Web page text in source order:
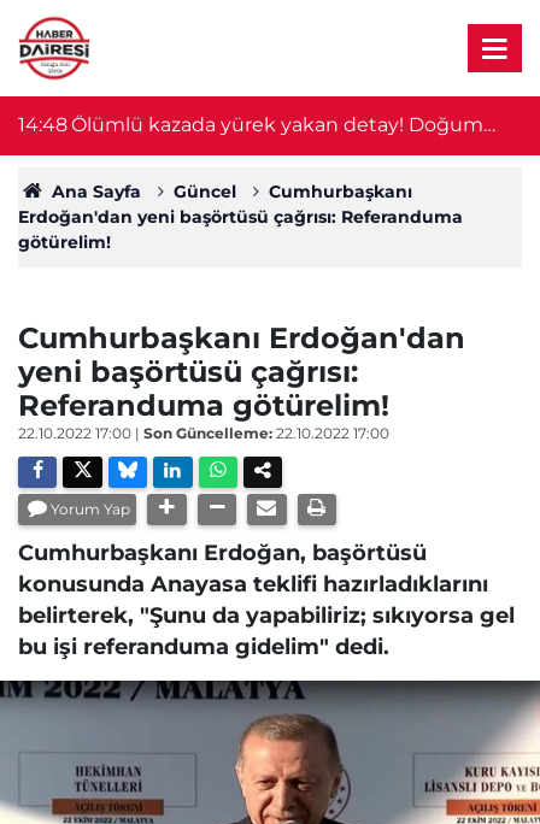
14:48Ölümlü kazada yürek yakan detay! Doğum
gününde hayatını kaybetti
Ana Sayfa Güncel
Cumhurbaşkanı
Erdoğan'dan yeni başörtüsü çağrısı: Referanduma
götürelim!
Cumhurbaşkanı Erdoğan'dan
yeni başörtüsü çağrısı:
Referanduma götürelim!
22.10.2022 17:00 | Son Güncelleme: 22.10.2022 17:00
Yorum Yap
Cumhurbaşkanı Erdoğan, başörtüsü
konusunda Anayasa teklifi hazırladıklarını
belirterek, "Şunu da yapabiliriz; sıkıyorsa gel
bu işi referanduma gidelim" dedi.